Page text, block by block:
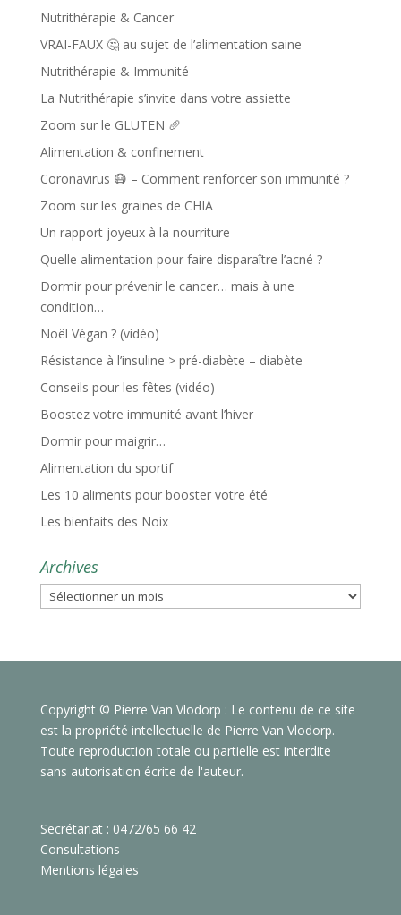
Nutrithérapie & Cancer
VRAI-FAUX 🤔 au sujet de l’alimentation saine
Nutrithérapie & Immunité
La Nutrithérapie s’invite dans votre assiette
Zoom sur le GLUTEN 🥖
Alimentation & confinement
Coronavirus 😷 – Comment renforcer son immunité ?
Zoom sur les graines de CHIA
Un rapport joyeux à la nourriture
Quelle alimentation pour faire disparaître l’acné ?
Dormir pour prévenir le cancer… mais à une
condition…
Noël Végan ? (vidéo)
Résistance à l’insuline > pré-diabète – diabète
Conseils pour les fêtes (vidéo)
Boostez votre immunité avant l’hiver
Dormir pour maigrir…
Alimentation du sportif
Les 10 aliments pour booster votre été
Les bienfaits des Noix
Archives
Archives
Copyright © Pierre Van Vlodorp : Le contenu de ce site
est la propriété intellectuelle de Pierre Van Vlodorp.
Toute reproduction totale ou partielle est interdite
sans autorisation écrite de l'auteur.
Secrétariat : 0472/65 66 42
Consultations
Mentions légales